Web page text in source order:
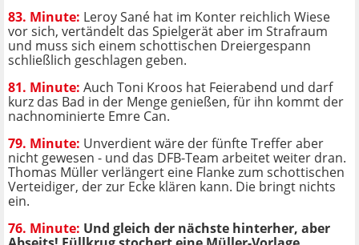
83. Minute: Leroy Sané hat im Konter reichlich Wiese
vor sich, vertändelt das Spielgerät aber im Strafraum
und muss sich einem schottischen Dreiergespann
schließlich geschlagen geben.
81. Minute: Auch Toni Kroos hat Feierabend und darf
kurz das Bad in der Menge genießen, für ihn kommt der
nachnominierte Emre Can.
79. Minute: Unverdient wäre der fünfte Treffer aber
nicht gewesen - und das DFB-Team arbeitet weiter dran.
Thomas Müller verlängert eine Flanke zum schottischen
Verteidiger, der zur Ecke klären kann. Die bringt nichts
ein.
76. Minute: Und gleich der nächste hinterher, aber